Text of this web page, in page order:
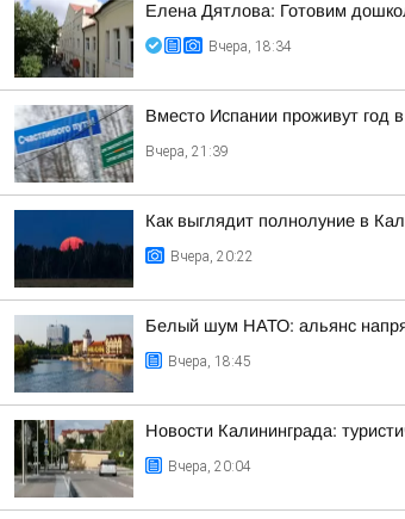
Елена Дятлова: Готовим
Вчера, 18:34
Вместо Испании проживут год
Вчера, 21:39
Как выглядит полнолуние в
Вчера, 20:22
Белый шум НАТО: альянс
Вчера, 18:45
Новости Калининграда:
Вчера, 20:04